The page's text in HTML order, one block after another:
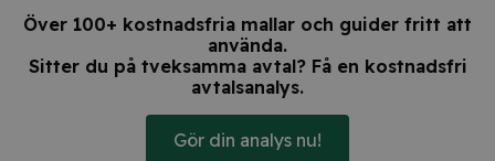
Över 100+ kostnadsfria mallar och guider fritt att
använda.
Sitter du på tveksamma avtal? Få en kostnadsfri
avtalsanalys.
Gör din analys nu!